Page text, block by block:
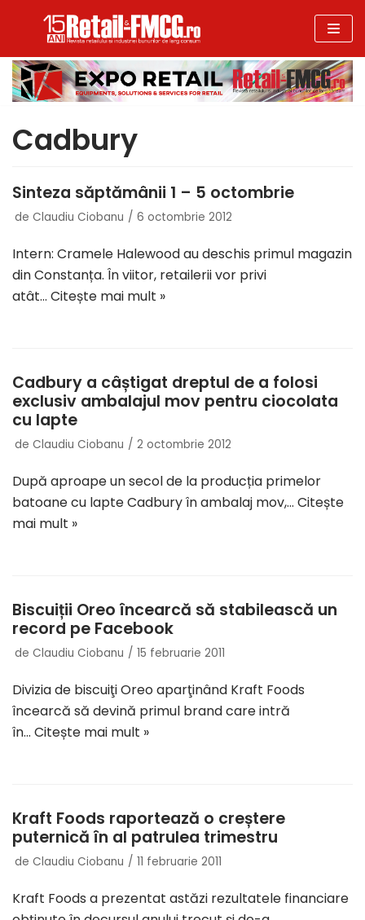
la
conținut
Cadbury
Sinteza săptămânii 1 – 5 octombrie
de Claudiu Ciobanu 6 octombrie 2012
Intern: Cramele Halewood au deschis primul magazin
din Constanța. În viitor, retailerii vor privi
atât… Citește mai mult »
Cadbury a câștigat dreptul de a folosi
exclusiv ambalajul mov pentru ciocolata
cu lapte
de Claudiu Ciobanu 2 octombrie 2012
După aproape un secol de la producția primelor
batoane cu lapte Cadbury în ambalaj mov,… Citește
mai mult »
Biscuiții Oreo încearcă să stabilească un
record pe Facebook
de Claudiu Ciobanu 15 februarie 2011
Divizia de biscuiţi Oreo aparţinând Kraft Foods
încearcă să devină primul brand care intră
în… Citește mai mult »
Kraft Foods raportează o creștere
puternică în al patrulea trimestru
de Claudiu Ciobanu 11 februarie 2011
Kraft Foods a prezentat astăzi rezultatele financiare